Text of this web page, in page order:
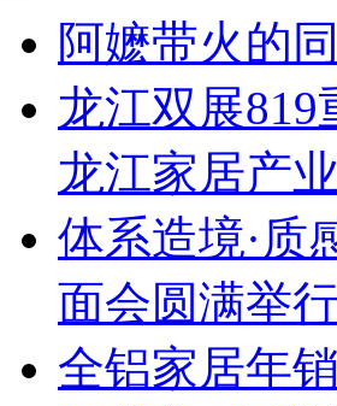
阿嬷带火的
龙江双展
龙江家居产
体系造境·质
面会圆满举行
全铝家居年